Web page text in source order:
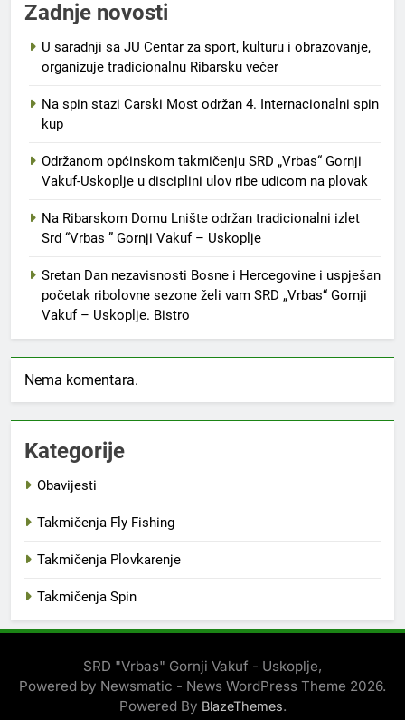
Zadnje novosti
U saradnji sa JU Centar za sport, kulturu i obrazovanje,
organizuje tradicionalnu Ribarsku večer
Na spin stazi Carski Most održan 4. Internacionalni spin
kup
Održanom općinskom takmičenju SRD „Vrbas“ Gornji
Vakuf-Uskoplje u disciplini ulov ribe udicom na plovak
Na Ribarskom Domu Lnište održan tradicionalni izlet
Srd “Vrbas ” Gornji Vakuf – Uskoplje
Sretan Dan nezavisnosti Bosne i Hercegovine i uspješan
početak ribolovne sezone želi vam SRD „Vrbas“ Gornji
Vakuf – Uskoplje. Bistro
Nema komentara.
Kategorije
Obavijesti
Takmičenja Fly Fishing
Takmičenja Plovkarenje
Takmičenja Spin
SRD "Vrbas" Gornji Vakuf - Uskoplje,
Powered by Newsmatic - News WordPress Theme 2026.
Powered By BlazeThemes.